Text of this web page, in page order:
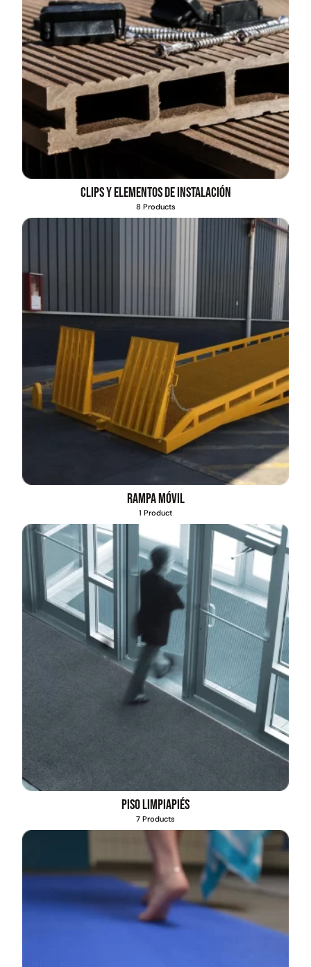
Clips y elementos de instalación
8 Products
Rampa móvil
1 Product
Piso limpiapiés
7 Products